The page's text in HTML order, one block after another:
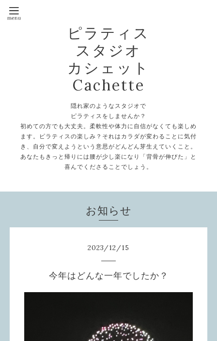
ピラティス
スタジオ
カシェット
Cachette
隠れ家のようなスタジオで
ピラティスをしませんか？
初めての方でも大丈夫。柔軟性や体力に自信がなくても楽しめ
ます。ピラティスの楽しみ？それはカラダが変わることに気付
き、自分で変えようという意思がどんどん芽生えていくこと。
あなたもきっと帰りには腰が少し楽になり「背骨が伸びた」と
喜んでくださることでしょう。
お知らせ
2023/12/15
今年はどんな一年でしたか？